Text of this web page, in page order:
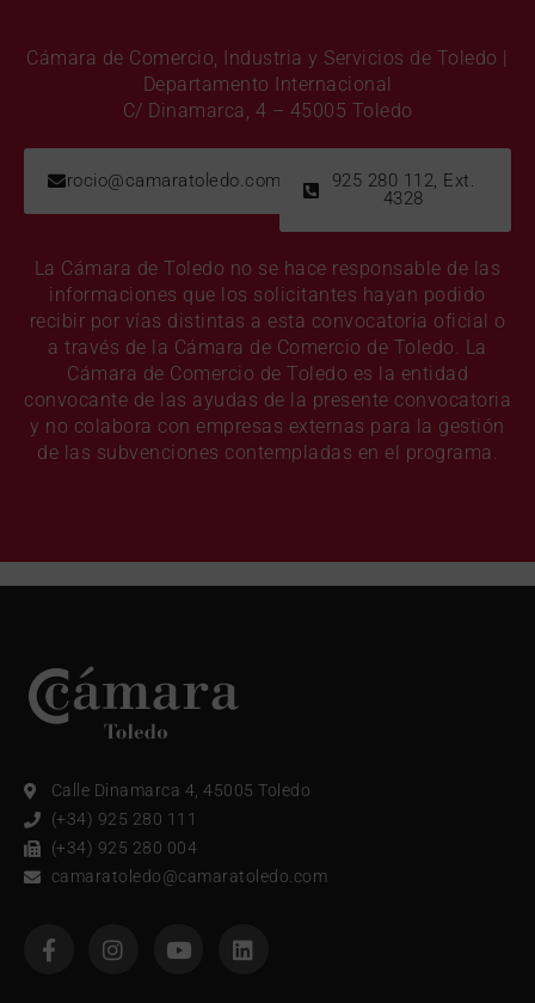
Cámara de Comercio, Industria y Servicios de Toledo |
Departamento Internacional
C/ Dinamarca, 4 – 45005 Toledo
rocio@camaratoledo.com
925 280 112, Ext.
4328
La Cámara de Toledo no se hace responsable de las
informaciones que los solicitantes hayan podido
recibir por vías distintas a esta convocatoria oficial o
a través de la Cámara de Comercio de Toledo. La
Cámara de Comercio de Toledo es la entidad
convocante de las ayudas de la presente convocatoria
y no colabora con empresas externas para la gestión
de las subvenciones contempladas en el programa.
Calle Dinamarca 4, 45005 Toledo
(+34) 925 280 111
(+34) 925 280 004
camaratoledo@camaratoledo.com